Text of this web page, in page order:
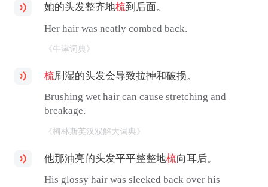
她的头发整齐地梳到后面。
Her hair was neatly combed back.
《牛津词典》
梳刷湿的头发会导致拉抻和破损。
Brushing wet hair can cause stretching and
breakage.
《柯林斯英汉双解大词典》
他那油亮的头发平平整整地梳向耳后。
His glossy hair was sleeked back over his